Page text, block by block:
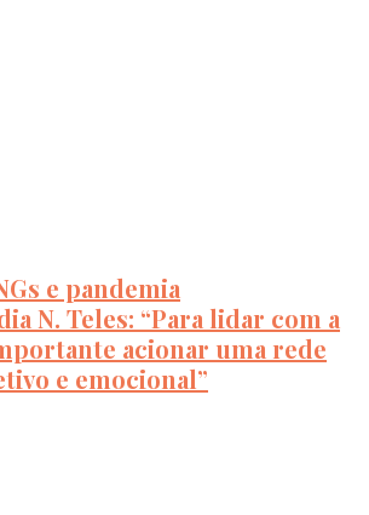
e pandemia
N. Teles: “Para lidar com a
acionar uma rede
e emocional”